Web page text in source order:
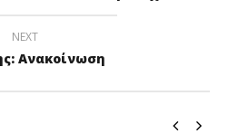
NEXT
Ανακοίνωση